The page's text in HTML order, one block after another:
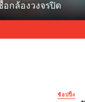
อกล้องวงจรปิด
ช้อปปิ้ง